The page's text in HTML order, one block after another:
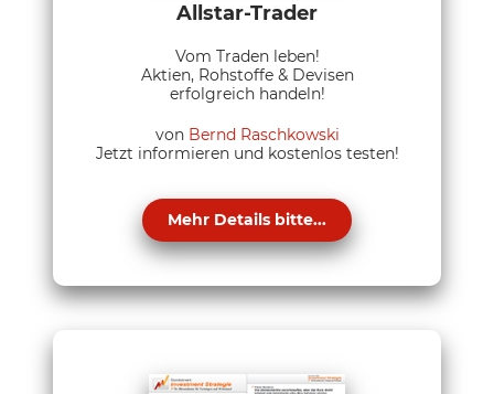
Allstar-Trader
Vom Traden leben!
Aktien, Rohstoffe & Devisen
erfolgreich handeln!
von Bernd Raschkowski
Jetzt informieren und kostenlos testen!
Mehr Details bitte...